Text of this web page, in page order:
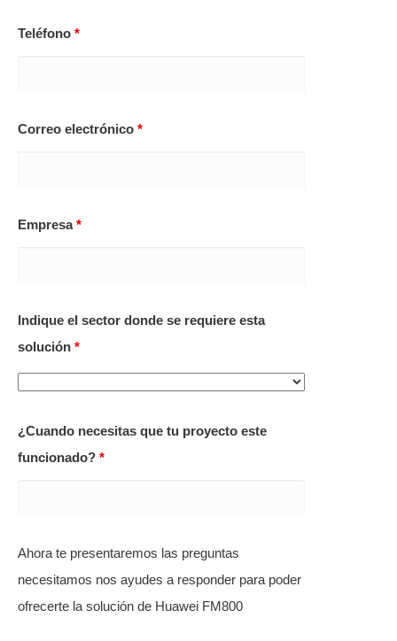
Teléfono *
Correo electrónico *
Empresa*
Indique el sector donde se requiere esta
solución *
¿Cuando necesitas que tu proyecto este
funcionado? *
Ahora te presentaremos las preguntas
necesitamos nos ayudes a responder para poder
ofrecerte la solución de Huawei FM800